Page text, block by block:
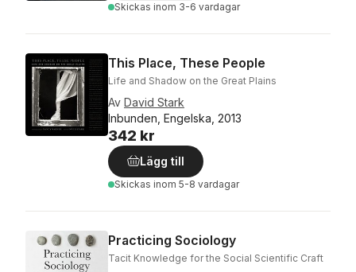
Skickas inom 3-6 vardagar
This Place, These People
Life and Shadow on the Great Plains
Av David Stark
Inbunden, Engelska, 2013
342 kr
Lägg till
Skickas inom 5-8 vardagar
Practicing Sociology
Tacit Knowledge for the Social Scientific Craft